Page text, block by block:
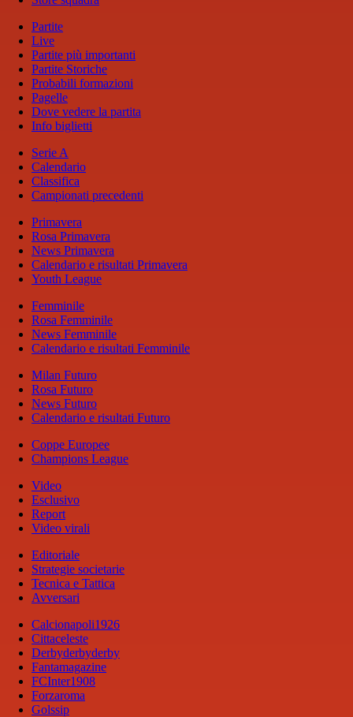
Partite
Live
Partite più importanti
Partite Storiche
Probabili formazioni
Pagelle
Dove vedere la partita
Info biglietti
Serie A
Calendario
Classifica
Campionati precedenti
Primavera
Rosa Primavera
News Primavera
Calendario e risultati Primavera
Youth League
Femminile
Rosa Femminile
News Femminile
Calendario e risultati Femminile
Milan Futuro
Rosa Futuro
News Futuro
Calendario e risultati Futuro
Coppe Europee
Champions League
Video
Esclusivo
Report
Video virali
Editoriale
Strategie societarie
Tecnica e Tattica
Avversari
Calcionapoli1926
Cittaceleste
Derbyderbyderby
Fantamagazine
FCInter1908
Forzaroma
Golssip